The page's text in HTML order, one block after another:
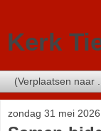
Kerk
zondag 31 mei 2026